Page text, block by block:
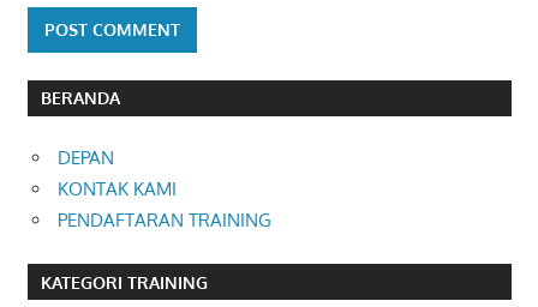
BERANDA
DEPAN
KONTAK KAMI
PENDAFTARAN TRAINING
KATEGORI TRAINING